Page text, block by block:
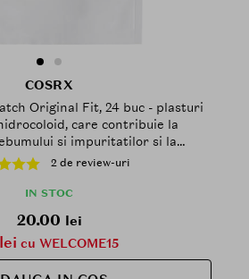
COSRX
Original Fit, 24 buc - plasturi
care contribuie la
si impuritatilor si la
protectoare pentru zona cu
imperfectiuni
2 de review-uri
IN STOC
20.00 lei
cu WELCOME15